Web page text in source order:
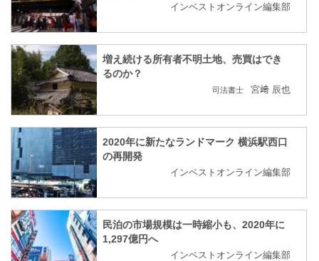
インベストオンライン編集部
増え続ける所有者不明土地、売買はでき
るのか？
司法書士 宮﨑 辰也
2020年に新たなランドマーク 横浜駅西口
の再開発
インベストオンライン編集部
民泊の市場規模は一時縮小も、2020年に
1,297億円へ
インベストオンライン編集部